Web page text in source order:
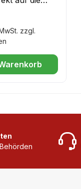
legen,
und
zzgl.